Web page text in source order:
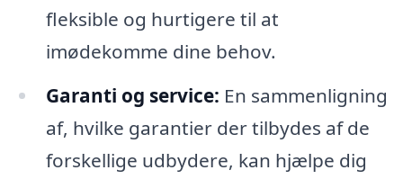
fleksible og hurtigere til at
imødekomme dine behov.
Garanti og service: En sammenligning
af, hvilke garantier der tilbydes af de
forskellige udbydere, kan hjælpe dig